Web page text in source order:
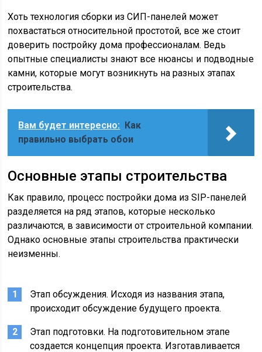
Хоть технология сборки из СИП-панелей может
похвастаться относительной простотой, все же стоит
доверить постройку дома профессионалам. Ведь
опытные специалисты знают все нюансы и подводные
камни, которые могут возникнуть на разных этапах
строительства.
Вам будет интересно: Как
правильно выбрать обои
Основные этапы строительства
Как правило, процесс постройки дома из SIP-панелей
разделяется на ряд этапов, которые несколько
различаются, в зависимости от строительной компании.
Однако основные этапы строительства практически
неизменны.
Этап обсуждения. Исходя из названия этапа,
происходит обсуждение будущего проекта.
Этап подготовки. На подготовительном этапе
создается концепция проекта. Изготавливается